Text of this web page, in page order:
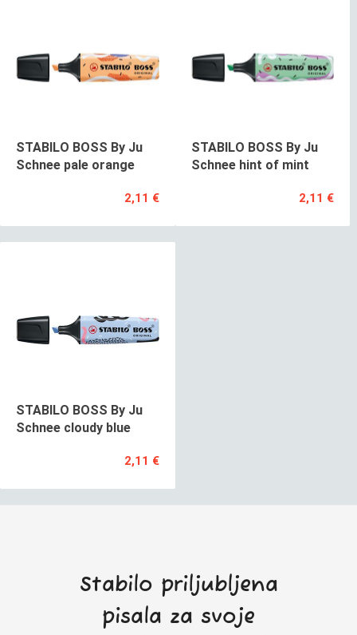
STABILO BOSS By Ju
Schnee pale orange
2,11 €
STABILO BOSS By Ju
Schnee hint of mint
2,11 €
STABILO BOSS By Ju
Schnee cloudy blue
2,11 €
Stabilo priljubljena
pisala za svoje